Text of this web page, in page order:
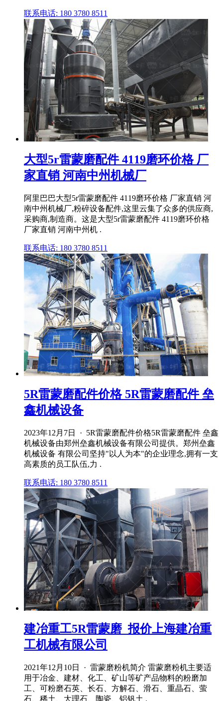
联系电话: 180 3780 8511
大型5r雷蒙磨配件 4119磨环价格 厂
家直销 河南中州机械厂
阿里巴巴大型5r雷蒙磨配件 4119磨环价格 厂家直销 河
南中州机械厂,粉碎设备配件,这里云集了众多的供应商,
采购商,制造商。这是大型5r雷蒙磨配件 4119磨环价格
厂家直销 河南中州机 .
联系电话: 180 3780 8511
5R雷蒙磨配件价格 5R雷蒙磨配件 垒
鑫机械设备
2023年12月7日 · 5R雷蒙磨配件价格5R雷蒙磨配件 垒鑫
机械设备由郑州垒鑫机械设备有限公司提供。郑州垒鑫
机械设备 有限公司坚持"以人为本"的企业理念,拥有一支
高素质的员工队伍,力 .
联系电话: 180 3780 8511
建冶重工5R雷蒙磨_报价上海建冶重
工机械有限公司
2021年12月10日 · 雷蒙磨粉机简介 雷蒙磨粉机主要适
用于冶金、建材、化工、矿山等矿产品物料的粉磨加
工、可粉磨石英、长石、方解石、滑石、重晶石、萤
石、稀土、大理石、陶瓷、铝钒土 .